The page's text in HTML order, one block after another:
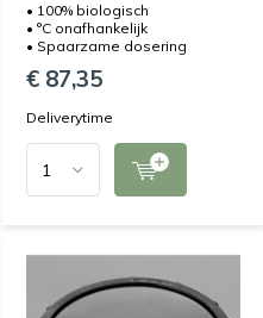
• 100% biologisch
• °C onafhankelijk
• Spaarzame dosering
€ 87,35
Deliverytime